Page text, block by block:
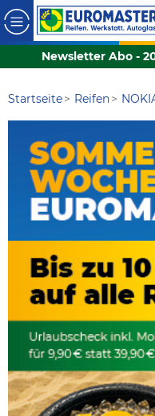
Newsletter Abo -
Startseite Reifen